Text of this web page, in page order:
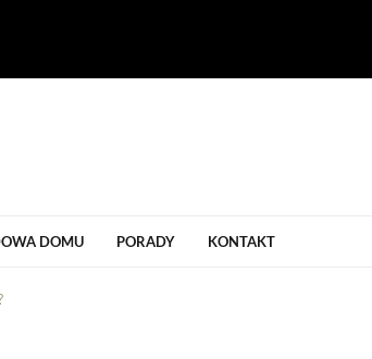
DOMU PORADY KONTAKT